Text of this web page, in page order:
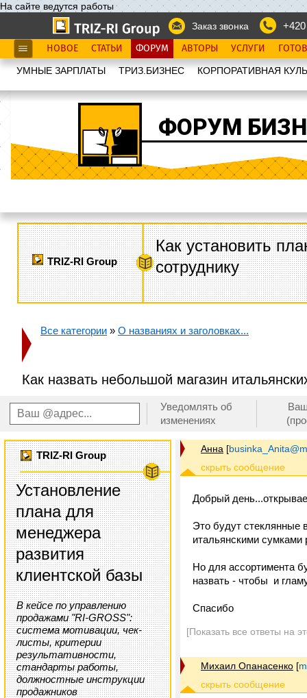
На сайте ведутся работы
Заказ звонка
НОВОЕ СТАТЬИ ФОРУМ АВТОРЫ УСЛУГИ
УМНЫЕ ЗАРПЛАТЫ ТРИЗ.БИЗНЕС КОРПОРАТИВНАЯ
ФОРУМ
TRIZ-RI Group
Как установить
сотруднику
Все категории » О названиях и заголовках...
Как назвать небольшой магазин
Уведомлять об
изменениях
TRIZ-RI Group
Установление
плана для
менеджера
развития
клиентской базы
В кейсе по управлению
продажами "RI-GROSS":
система мотивации, чек-
листы, критерии
результативности,
стандарты работы,
должностные инструкции
продажников
Анна [
Добрый
Это будут стеклянные
итальянскими сумками
Но для ассортимента
назвать - чтобы и
Спасибо
[Показать все ответы на
Михаил Опанасенко [